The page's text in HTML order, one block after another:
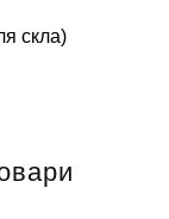
скла)